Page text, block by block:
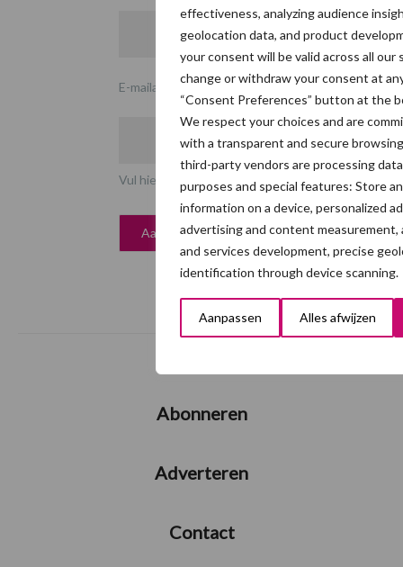
effectiveness, analyzing audience
geolocation data, and product
your consent will be valid across all our
change or withdraw your consent at
“Consent Preferences” button at the
We respect your choices and are
with a transparent and secure
third-party vendors are processing
purposes and special features: Store
information on a device, personalized
advertising and content measurement,
and services development, precise
identification through device scanning.
Aanpassen Alles afwijzen
E-mailadres*
Vul hier uw e-mailadres in
Abonneren
Adverteren
Contact